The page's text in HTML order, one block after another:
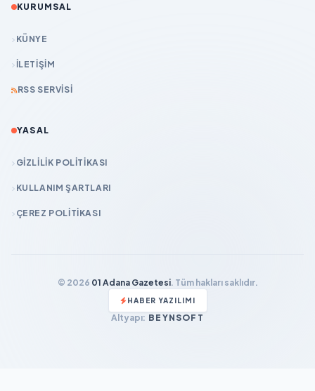
KURUMSAL
KÜNYE
İLETIŞIM
RSS SERVISI
YASAL
GIZLILIK POLITIKASI
KULLANIM ŞARTLARI
ÇEREZ POLITIKASI
© 2026 01 Adana Gazetesi. Tüm hakları saklıdır.
HABER YAZILIMI
Altyapı: BEYNSOFT